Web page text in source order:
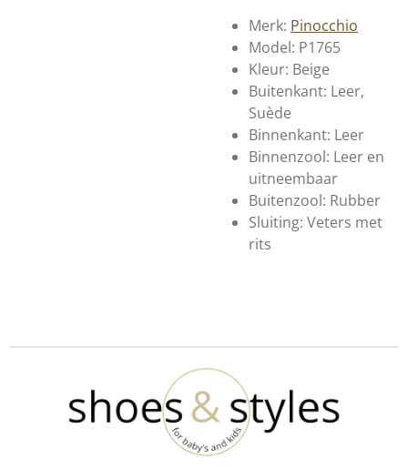
Merk: Pinocchio
Model: P1765
Kleur: Beige
Buitenkant: Leer,
Suède
Binnenkant: Leer
Binnenzool: Leer en
uitneembaar
Buitenzool: Rubber
Sluiting: Veters met
rits